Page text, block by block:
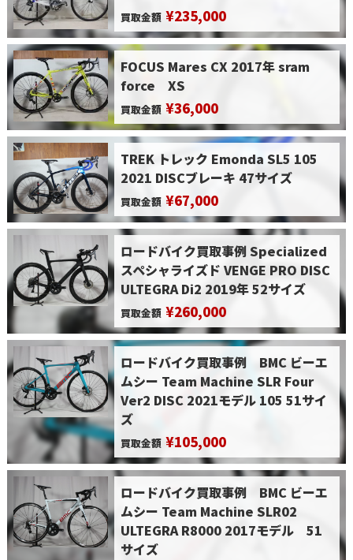
買取金額 ¥235,000
FOCUS Mares CX 2017年 sram
force XS
買取金額 ¥36,000
TREK トレック Emonda SL5 105
2021 DISCブレーキ 47サイズ
買取金額 ¥67,000
ロードバイク買取事例 Specialized
スペシャライズド VENGE PRO DISC
ULTEGRA Di2 2019年 52サイズ
買取金額 ¥260,000
ロードバイク買取事例 BMC ビーエ
ムシー Team Machine SLR Four
Ver2 DISC 2021モデル 105 51サイ
ズ
買取金額 ¥105,000
ロードバイク買取事例 BMC ビーエ
ムシー Team Machine SLR02
ULTEGRA R8000 2017モデル 51
サイズ